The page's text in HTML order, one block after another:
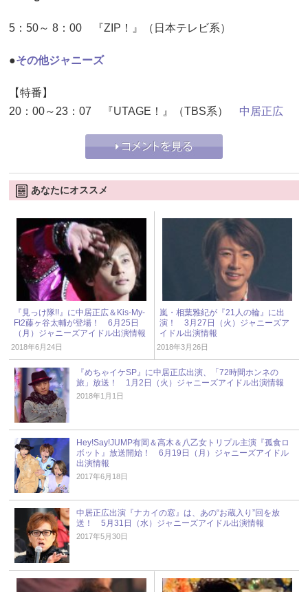
5：50～ 8：00 『ZIP！』（日本テレビ系）
●その他ジャニーズ
【特番】
20：00～23：07 『UTAGE！』（TBS系） 中居正広
あなたにオススメ
『見っけ隊!!』に中居正広＆Kis-My-
Ft2藤ヶ谷太輔が登場！ 6月25日
（月）ジャニーズアイドル出演情報
2018年6月24日
嵐・相葉雅紀が『21人の輪』に出
演！ 3月27日（火）ジャニーズア
イドル出演情報
2018年3月26日
『めちゃイケSP』に中居正広出演、「72時間ホンネの
旅」放送！ 1月2日（火）ジャニーズアイドル出演情報
2018年1月1日
Hey!Say!JUMP有岡＆高木＆八乙女トリプル主演『孤食ロ
ボット』放送開始！ 6月19日（月）ジャニーズアイドル
出演情報
2017年6月18日
中居正広出演『ナカイの窓』は、あの“お蔵入り”回を放
送！ 5月31日（水）ジャニーズアイドル出演情報
2017年5月30日